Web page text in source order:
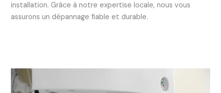
installation. Grâce à notre expertise locale, nous vous
assurons un dépannage fiable et durable.